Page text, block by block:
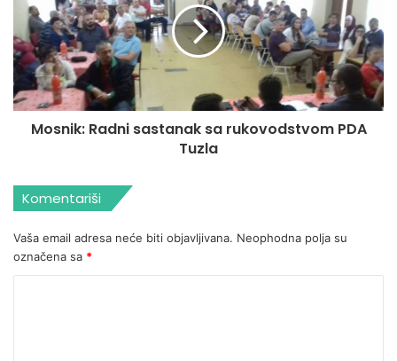
Mosnik: Radni sastanak sa rukovodstvom PDA
Tuzla
Komentariši
Vaša email adresa neće biti objavljivana. Neophodna polja su
označena sa *